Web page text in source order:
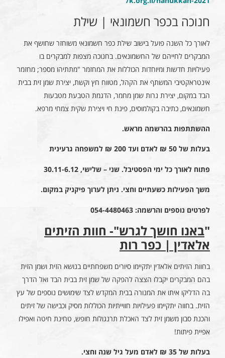
חנוכה בכפר חשמונאי | שילת
לאורך כל השנה פועל בישוב שילת כפר חשמונאי משוחזר שחושף את
המבקרים לחייהם של החשמונאים. בחנוכה מצפות למבקרים בו
פעילויות חדשות ומיוחדות הכוללות את המחזמר "מתתיהו מספר; מחזמר
אינטראקטיבי המשתף את הקהל, מטווח חץ וקשת, יצירת שמן זית בבית
הבד במקום, יצירת נרות שמן מחמר, הדגמת הטבעת מטבעות
חשמונאים, כתיבה בקולמוסים, פינת חי ויצירת שקית צמחי מרפא.
ההשתתפות בהרשמה מראש.
בעלות של 50 ₪ לאדם ועד 200 ₪ למשפחה גרעינית
פתוח לאורך כל ימי הפסטיבל. שני – שלישי, 30.11-6.12
משך הפעילות כשעתיים וחצי. ניתן לערוך פיקניק במקום.
לפרטים נוספים והרשמה: 054-4480463
"באנו חושך לגרש"- חוות הזיתים
אלאדין | כפר רות
בחוות הזיתים אלאדין יתקיימו סיורים משפחתיים בנושא הזית ושמן הזית
בהם המבקרים יקבלו הצצה להפקה של שמן זית בבית הבד ואל הדרך
בה הדליקו איתו את המנורה בבית המקדש לצד שימושים נוספים של עץ
הזית. בחווה יתקיימו פעילויות חווייתיות הכוללות מסיק וכבישה של זיתים
והכנת סבון משמן זית לצד האכלת תרנגולות חופש, טחינת חיטה ואפילו
אפיית פיתות!
בעלות של 35 ₪ לאדם מעל גיל שנה וחצי.